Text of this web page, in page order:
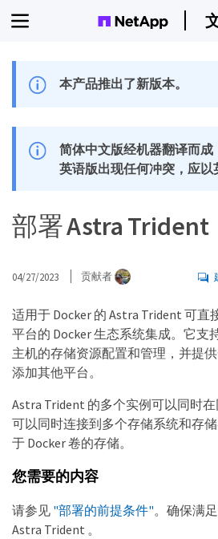
本产品推出了新版本。
简体中文版经机器翻译而
英语版出现任何冲突，应以
部署 Astra Trident
04/27/2023 贡献者
适用于 Docker 的 Astra Trident 可直
平台的 Docker 生态系统集成。它支
主机的存储资源配置和管理，并提
添加其他平台。
Astra Trident 的多个实例可以同时
可以同时连接到多个存储系统和存
于 Docker 卷的存储。
您需要的内容
请参见 "部署的前提条件"。确保满
Astra Trident 。